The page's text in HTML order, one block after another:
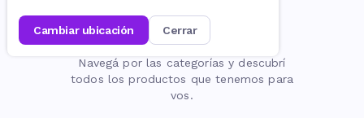
cambiar ubicación cerrar
La página no existe
Navegá por las categorías y descubrí
todos los productos que tenemos para
vos.